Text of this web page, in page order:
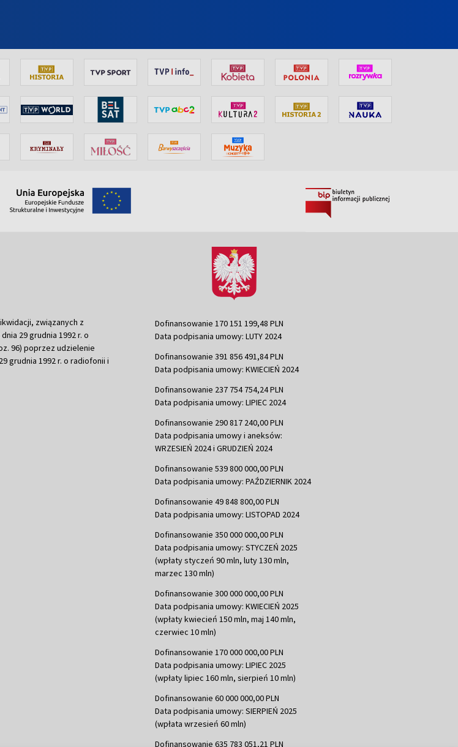
związanych z
29 grudnia 1992 r. o
96) poprzez udzielenie
grudnia 1992 r. o radiofonii i
Dofinansowanie 170 151 199,48 PLN
Data podpisania umowy: LUTY 2024
Dofinansowanie 391 856 491,84 PLN
Data podpisania umowy: KWIECIEŃ 2024
Dofinansowanie 237 754 754,24 PLN
Data podpisania umowy: LIPIEC 2024
Dofinansowanie 290 817 240,00 PLN
Data podpisania umowy i aneksów:
WRZESIEŃ 2024 i GRUDZIEŃ 2024
Dofinansowanie 539 800 000,00 PLN
Data podpisania umowy: PAŹDZIERNIK 2024
Dofinansowanie 49 848 800,00 PLN
Data podpisania umowy: LISTOPAD 2024
Dofinansowanie 350 000 000,00 PLN
Data podpisania umowy: STYCZEŃ 2025
(wpłaty styczeń 90 mln, luty 130 mln,
marzec 130 mln)
Dofinansowanie 300 000 000,00 PLN
Data podpisania umowy: KWIECIEŃ 2025
(wpłaty kwiecień 150 mln, maj 140 mln,
czerwiec 10 mln)
Dofinansowanie 170 000 000,00 PLN
Data podpisania umowy: LIPIEC 2025
(wpłaty lipiec 160 mln, sierpień 10 mln)
Dofinansowanie 60 000 000,00 PLN
Data podpisania umowy: SIERPIEŃ 2025
(wpłata wrzesień 60 mln)
Dofinansowanie 635 783 051,21 PLN